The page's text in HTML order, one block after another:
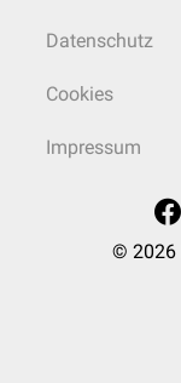
Datenschutz
Cookies
Impressum
© 2026